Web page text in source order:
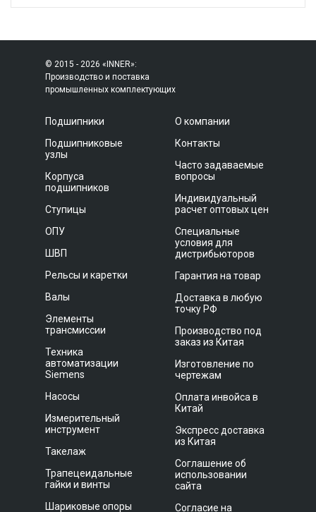
© 2015 - 2026 «INNER»:
Производство и поставка
промышленных комплектующих
Подшипники
Подшипниковые
узлы
Корпуса
подшипников
Ступицы
ОПУ
ШВП
Рельсы и каретки
Валы
Элементы
трансмиссии
Техника
автоматизации
Siemens
Насосы
Измерительный
инструмент
Такелаж
Трапецеидальные
гайки и винты
Шариковые опоры
О компании
Контакты
Часто задаваемые
вопросы
Индивидуальный
расчет оптовых цен
Специальные
условия для
дистрибьюторов
Гарантия на товар
Доставка в любую
точку РФ
Производство под
заказ из Китая
Изготовление по
чертежам
Оплата инвойса в
Китай
Экспресс доставка
из Китая
Соглашение об
использовании
сайта
Согласие на